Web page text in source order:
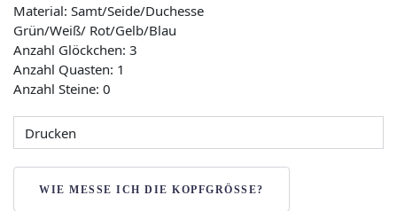
Material: Samt/Seide/Duchesse
Grün/Weiß/ Rot/Gelb/Blau
Anzahl Glöckchen: 3
Anzahl Quasten: 1
Anzahl Steine: 0
Drucken
WIE MESSE ICH DIE KOPFGRÖSSE?